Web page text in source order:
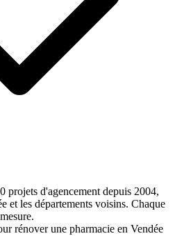
projets d'agencement depuis 2004,
et les départements voisins. Chaque
rénover une pharmacie en Vendée